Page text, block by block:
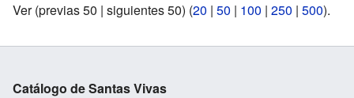
Ver (previas 50 | siguientes 50) (20 | 50 | 100 | 250 | 500).
Catálogo de Santas Vivas